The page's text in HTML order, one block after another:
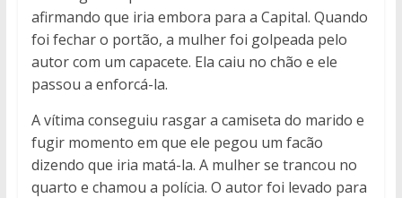
afirmando que iria embora para a Capital. Quando
foi fechar o portão, a mulher foi golpeada pelo
autor com um capacete. Ela caiu no chão e ele
passou a enforcá-la.
A vítima conseguiu rasgar a camiseta do marido e
fugir momento em que ele pegou um facão
dizendo que iria matá-la. A mulher se trancou no
quarto e chamou a polícia. O autor foi levado para